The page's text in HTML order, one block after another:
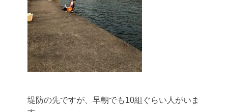
堤防の先ですが、早朝でも10組ぐらい人がいま